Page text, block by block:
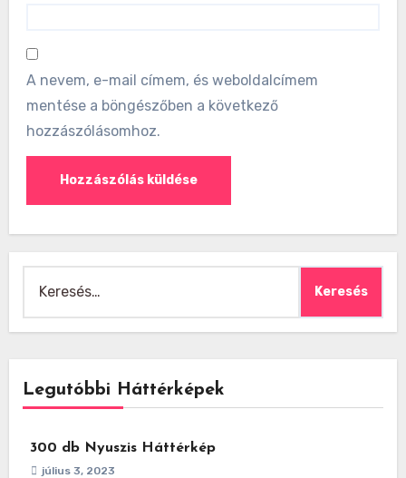
A nevem, e-mail címem, és weboldalcímem
mentése a böngészőben a következő
hozzászólásomhoz.
Legutóbbi Háttérképek
300 db Nyuszis Háttérkép
július 3, 2023